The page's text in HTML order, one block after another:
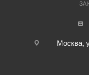
Москва,